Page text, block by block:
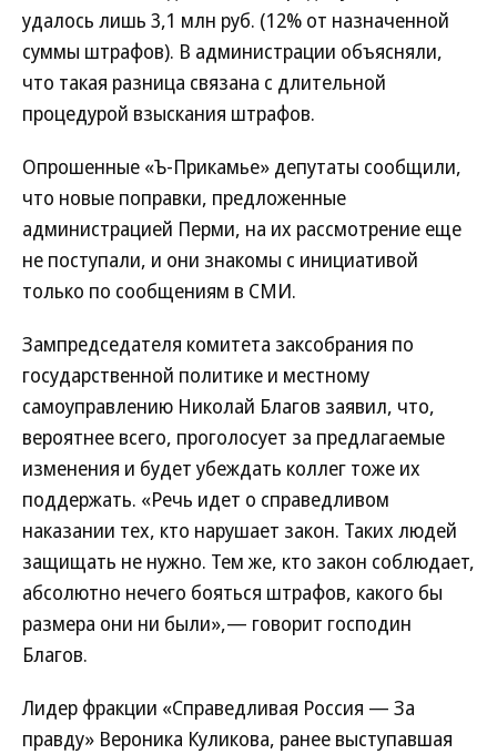
удалось лишь 3,1 млн руб. (12% от назначенной
суммы штрафов). В администрации объясняли,
что такая разница связана с длительной
процедурой взыскания штрафов.
Опрошенные «Ъ-Прикамье» депутаты сообщили,
что новые поправки, предложенные
администрацией Перми, на их рассмотрение еще
не поступали, и они знакомы с инициативой
только по сообщениям в СМИ.
Зампредседателя комитета заксобрания по
государственной политике и местному
самоуправлению Николай Благов заявил, что,
вероятнее всего, проголосует за предлагаемые
изменения и будет убеждать коллег тоже их
поддержать. «Речь идет о справедливом
наказании тех, кто нарушает закон. Таких людей
защищать не нужно. Тем же, кто закон соблюдает,
абсолютно нечего бояться штрафов, какого бы
размера они ни были»,— говорит господин
Благов.
Лидер фракции «Справедливая Россия — За
правду» Вероника Куликова, ранее выступавшая